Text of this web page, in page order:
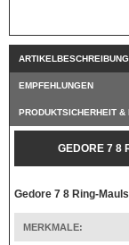
ARTIKELBESCHREIBUNG
EMPFEHLUNGEN
PRODUKTSICHERHEIT &
GEDORE 7 8
Gedore 7 8 Ring-
MERKMALE: